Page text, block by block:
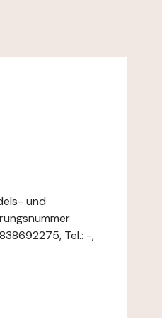
und
Tel.: -,